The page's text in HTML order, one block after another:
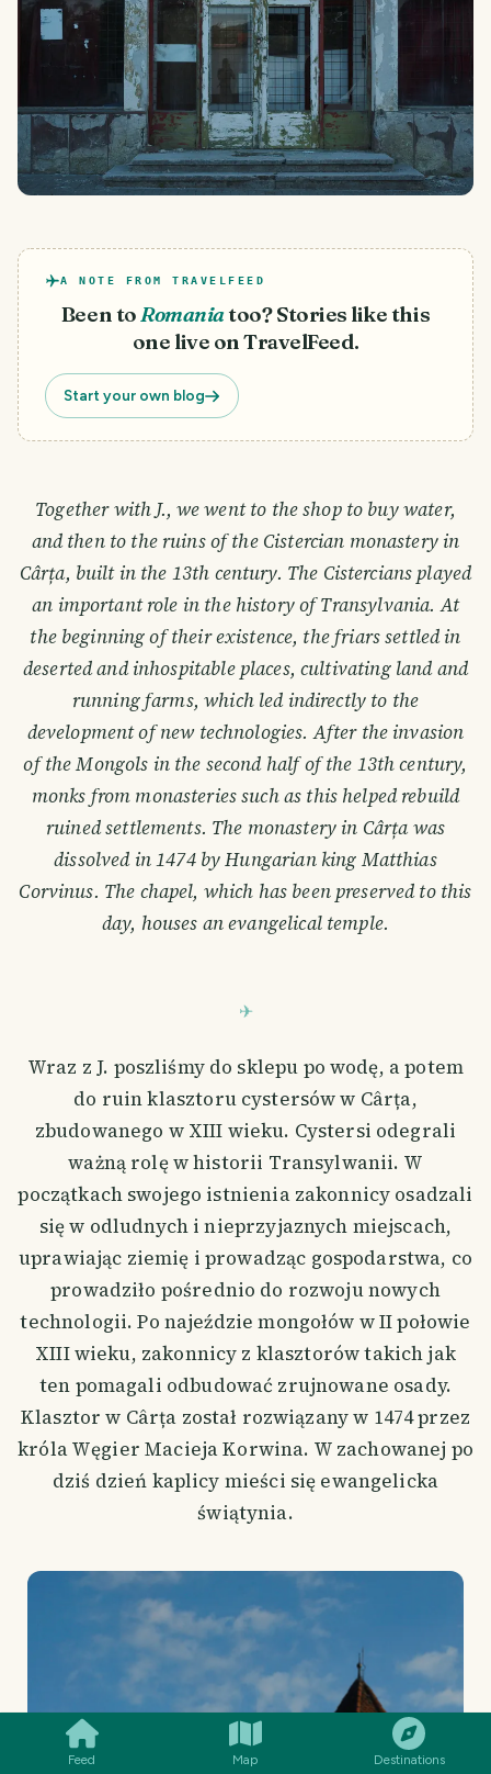
Feed Map Destinations
A NOTE FROM TRAVELFEED
Been toRomaniatoo? Stories like this
one live on TravelFeed.
Start your own blog
Together with J., we went to the shop to buy water,
and then to the ruins of the Cistercian monastery in
Cârța, built in the 13th century. The Cistercians played
an important role in the history of Transylvania. At
the beginning of their existence, the friars settled in
deserted and inhospitable places, cultivating land and
running farms, which led indirectly to the
development of new technologies. After the invasion
of the Mongols in the second half of the 13th century,
monks from monasteries such as this helped rebuild
ruined settlements. The monastery in Cârța was
dissolved in 1474 by Hungarian king Matthias
Corvinus. The chapel, which has been preserved to this
day, houses an evangelical temple.
Wraz z J. poszliśmy do sklepu po wodę, a potem
do ruin klasztoru cystersów w Cârța,
zbudowanego w XIII wieku. Cystersi odegrali
ważną rolę w historii Transylwanii. W
początkach swojego istnienia zakonnicy osadzali
się w odludnych i nieprzyjaznych miejscach,
uprawiając ziemię i prowadząc gospodarstwa, co
prowadziło pośrednio do rozwoju nowych
technologii. Po najeździe mongołów w II połowie
XIII wieku, zakonnicy z klasztorów takich jak
ten pomagali odbudować zrujnowane osady.
Klasztor w Cârța został rozwiązany w 1474 przez
króla Węgier Macieja Korwina. W zachowanej po
dziś dzień kaplicy mieści się ewangelicka
świątynia.
COMMENT SHARE